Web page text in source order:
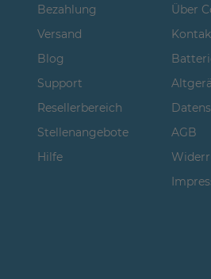
Bezahlung
Versand
Blog
Support
Resellerbereich
Stellenangebote
Hilfe
Über
AGB